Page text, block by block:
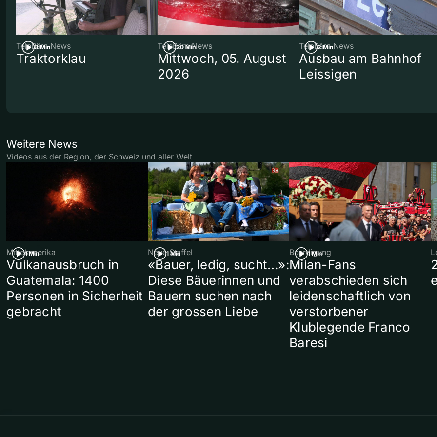
3 Min
TeleBärn News
Traktorklau
20 Min
TeleBärn News
Mittwoch, 05. August
2026
2 Min
TeleBärn News
Ausbau am Bahnhof
Leissigen
Weitere News
Videos aus der Region, der Schweiz und aller Welt
1 Min
Mittelamerika
Vulkanausbruch in
Guatemala: 1400
Personen in Sicherheit
gebracht
1 Min
Neue Staffel
«Bauer, ledig, sucht…»:
Diese Bäuerinnen und
Bauern suchen nach
der grossen Liebe
1 Min
Beerdigung
Milan-Fans
verabschieden sich
leidenschaftlich von
verstorbener
Klublegende Franco
Baresi